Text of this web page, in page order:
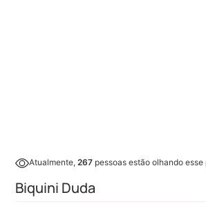
Atualmente, 267 pessoas estão olhando esse
Biquini Duda